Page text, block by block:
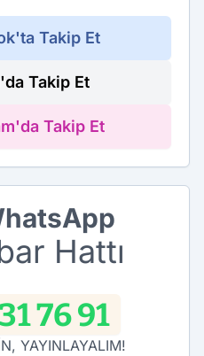
Takip Et
Takip Et
Takip Et
Hattı
76 91
YAYINLAYALIM!